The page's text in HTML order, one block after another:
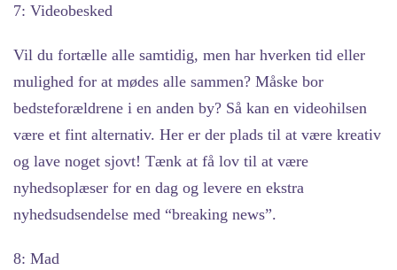
7: Videobesked
Vil du fortælle alle samtidig, men har hverken tid eller
mulighed for at mødes alle sammen? Måske bor
bedsteforældrene i en anden by? Så kan en videohilsen
være et fint alternativ. Her er der plads til at være kreativ
og lave noget sjovt! Tænk at få lov til at være
nyhedsoplæser for en dag og levere en ekstra
nyhedsudsendelse med “breaking news”.
8: Mad